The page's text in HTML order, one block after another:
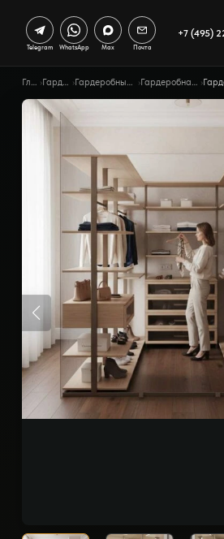
+7 (495)
Telegram WhatsApp Max Почта
Главная › Гардеробные › Гардеробные по помещению › Гардеробная для взрослых ›